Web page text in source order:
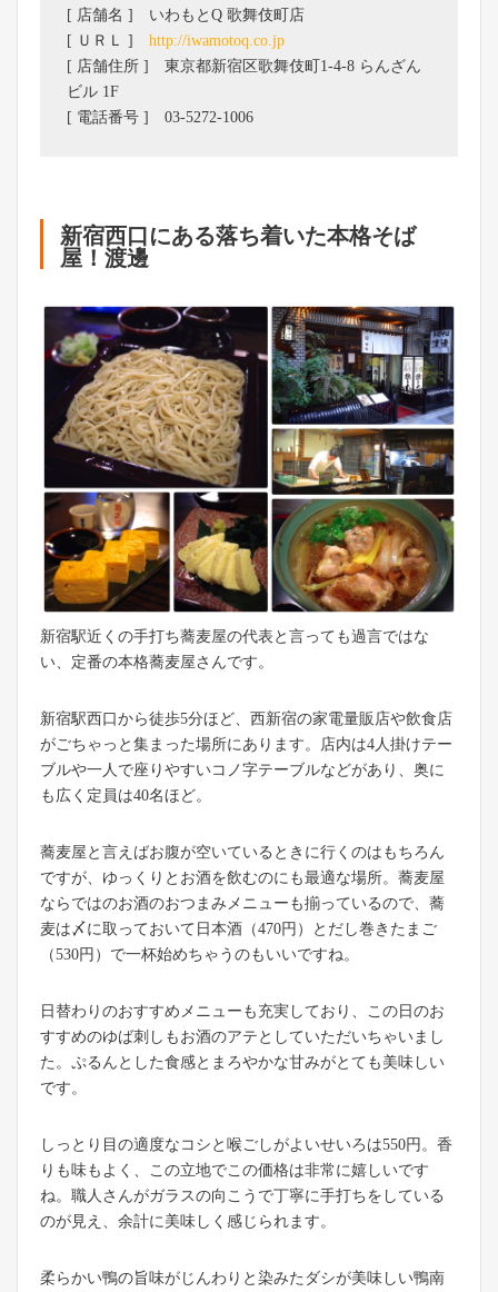
[ 店舗名 ] いわもとQ 歌舞伎町店
[ ＵＲＬ ] http://iwamotoq.co.jp
[ 店舗住所 ] 東京都新宿区歌舞伎町1-4-8 らんざん
ビル 1F
[ 電話番号 ] 03-5272-1006
新宿西口にある落ち着いた本格そば
屋！渡邊
新宿駅近くの手打ち蕎麦屋の代表と言っても過言ではな
い、定番の本格蕎麦屋さんです。
新宿駅西口から徒歩5分ほど、西新宿の家電量販店や飲食店
がごちゃっと集まった場所にあります。店内は4人掛けテー
ブルや一人で座りやすいコノ字テーブルなどがあり、奥に
も広く定員は40名ほど。
蕎麦屋と言えばお腹が空いているときに行くのはもちろん
ですが、ゆっくりとお酒を飲むのにも最適な場所。蕎麦屋
ならではのお酒のおつまみメニューも揃っているので、蕎
麦は〆に取っておいて日本酒（470円）とだし巻きたまご
（530円）で一杯始めちゃうのもいいですね。
日替わりのおすすめメニューも充実しており、この日のお
すすめのゆば刺しもお酒のアテとしていただいちゃいまし
た。ぷるんとした食感とまろやかな甘みがとても美味しい
です。
しっとり目の適度なコシと喉ごしがよいせいろは550円。香
りも味もよく、この立地でこの価格は非常に嬉しいです
ね。職人さんがガラスの向こうで丁寧に手打ちをしている
のが見え、余計に美味しく感じられます。
柔らかい鴨の旨味がじんわりと染みたダシが美味しい鴨南